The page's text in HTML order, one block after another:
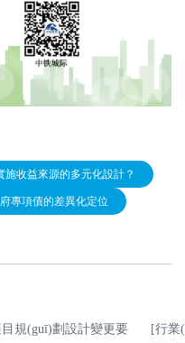
新聞中心
服務領域
工程案例
益來源的多元化設計？
專項債的差異化定位
規(guī)劃設計變更要
[行業